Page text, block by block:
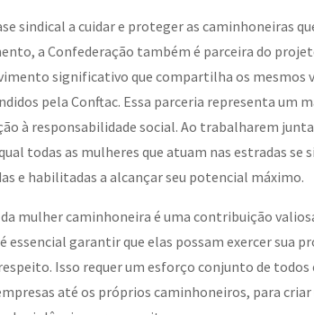
sindical a cuidar e proteger as caminhoneiras
a Confederação também é parceira do
significativo que compartilha os mesmos
pela Conftac. Essa parceria representa um
à responsabilidade social. Ao trabalharem
todas as mulheres que atuam nas estradas se
e habilitadas a alcançar seu potencial máximo.
mulher caminhoneira é uma contribuição
essencial garantir que elas possam exercer sua
Isso requer um esforço conjunto de todos
até os próprios caminhoneiros, para